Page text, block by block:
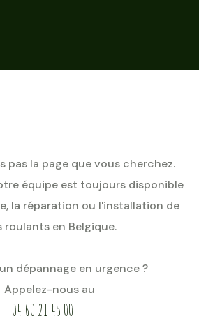
pas la page que vous cherchez.
équipe est toujours disponible
la réparation ou l'installation de
roulants en Belgique.
dépannage en urgence ?
Appelez-nous au
04 60 21 45 00